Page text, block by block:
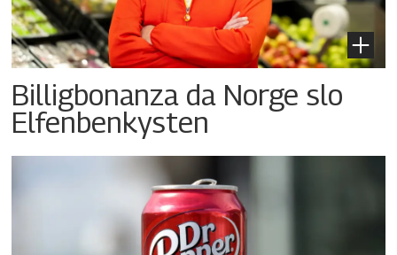
Billigbonanza da Norge slo
Elfenbenkysten